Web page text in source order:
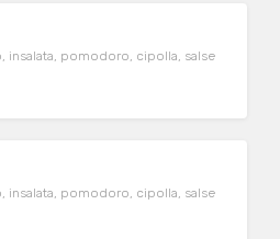
insalata, pomodoro, cipolla, salse
insalata, pomodoro, cipolla, salse